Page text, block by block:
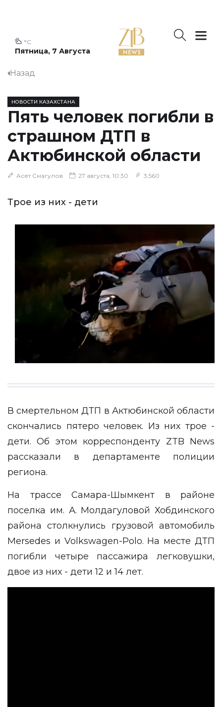
Пятница, 7 Августа
°C
Назад
НОВОСТИ КАЗАХСТАНА
Пять человек погибли в
страшном ДТП в
Актюбинской области
Асет Смагулов 27 августа, 10:30 3,560
Трое из них - дети
В смертельном ДТП в Актюбинской области
скончались пятеро человек. Из них трое -
дети. Об этом корреспонденту ZTB News
рассказали в департаменте полиции
региона.
На трассе Самара-Шымкент в районе
поселка им. А. Молдагуловой Хобдинского
района столкнулись грузовой автомобиль
Mersedes и Volkswagen-Polo. На месте ДТП
погибли четыре пассажира легковушки,
двое из них - дети 12 и 14 лет.